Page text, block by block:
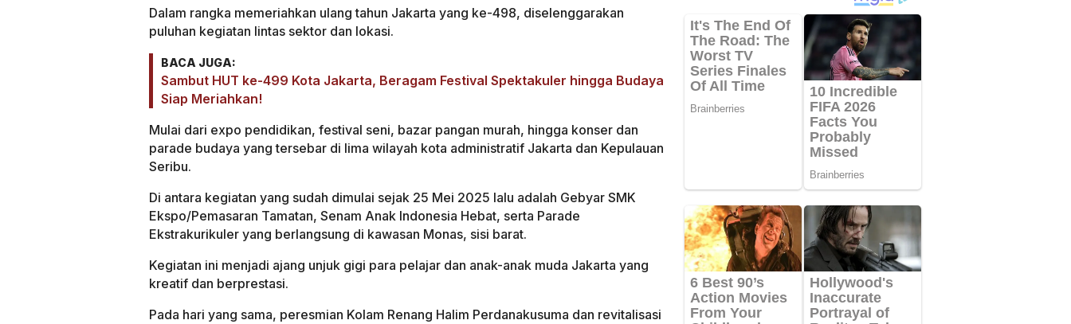
Dalam rangka memeriahkan ulang tahun Jakarta yang ke-498, diselenggarakan
puluhan kegiatan lintas sektor dan lokasi.
BACA JUGA:
Sambut HUT ke-499 Kota Jakarta, Beragam Festival Spektakuler hingga Budaya
Siap Meriahkan!
Mulai dari expo pendidikan, festival seni, bazar pangan murah, hingga konser dan
parade budaya yang tersebar di lima wilayah kota administratif Jakarta dan Kepulauan
Seribu.
Di antara kegiatan yang sudah dimulai sejak 25 Mei 2025 lalu adalah Gebyar SMK
Ekspo/Pemasaran Tamatan, Senam Anak Indonesia Hebat, serta Parade
Ekstrakurikuler yang berlangsung di kawasan Monas, sisi barat.
Kegiatan ini menjadi ajang unjuk gigi para pelajar dan anak-anak muda Jakarta yang
kreatif dan berprestasi.
Pada hari yang sama, peresmian Kolam Renang Halim Perdanakusuma dan revitalisasi